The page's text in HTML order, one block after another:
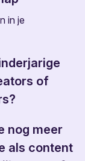
in je
of
nog meer
als content